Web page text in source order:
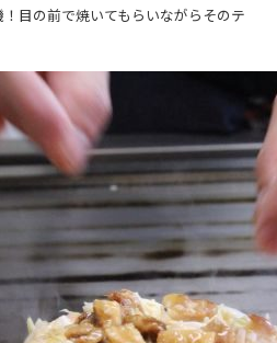
目の前で焼いてもらいながらそのテ